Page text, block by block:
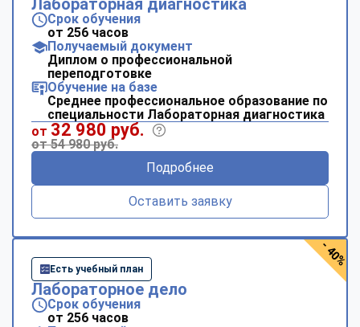
Срок обучения
от 256 часов
Получаемый документ
Диплом о профессиональной
переподготовке
Обучение на базе
Среднее профессиональное образование по
специальности Лабораторная диагностика
от 32 980 руб.
от 54 980 руб.
Подробнее
Оставить заявку
Есть учебный план
Лабораторное дело
Срок обучения
от 256 часов
- 40%